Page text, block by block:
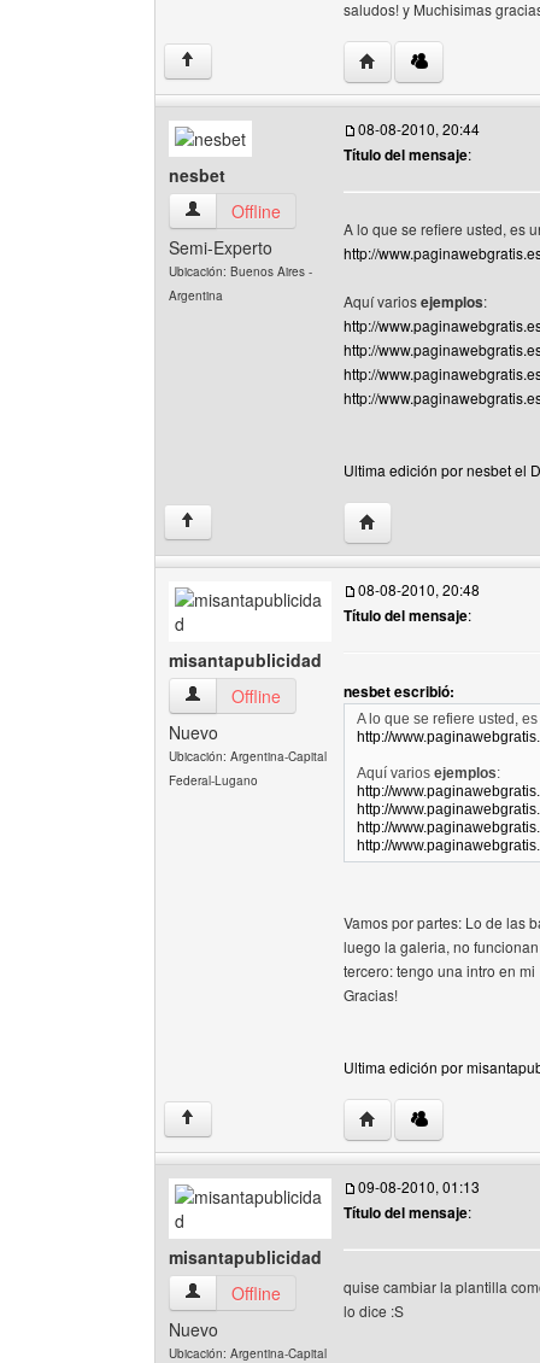
saludos! y Muchisimas
↑ Visitar sitio web del
nesbet
nesbet Ver perfil del usuario
Offline
Semi-Experto
Ubicación: Buenos Aires -
Argentina
08-08-2010, 20:44
Título del mensaje:
A lo que se refiere usted, es
http://
Aquí variosejemplos:
http://
http://
http://
http://
Ultima edición por nesbet el
↑ Visitar sitio web del
misantapublicidad
misantapublicidad Ver perfil del usuario
Offline
Nuevo
Ubicación: Argentina-Capital
Federal-Lugano
08-08-2010, 20:48
Título del mensaje:
nesbet escribió:
A lo que se refiere usted,
http://
Aquí varios ejemplos:
http://
http://
http://
http://
Vamos por partes: Lo de las
luego la galeria, no
tercero: tengo una intro en
Gracias!
Ultima edición por
↑ Visitar sitio web del
misantapublicidad
misantapublicidad Ver perfil del usuario
Offline
Nuevo
Ubicación: Argentina-Capital
09-08-2010, 01:13
Título del mensaje:
quise cambiar la plantilla
lo dice :S